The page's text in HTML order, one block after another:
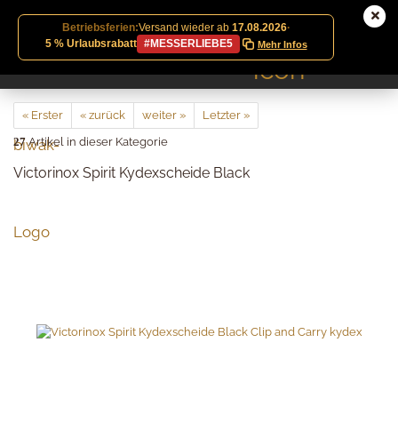
Betriebsferien:Versand wieder ab 17.08.2026·
5 % Urlaubsrabatt
#MESSERLIEBE5 Mehr Infos
« Erster « zurück weiter »
Letzter »
27Artikel in dieser Kategorie
Victorinox Spirit Kydexscheide Black